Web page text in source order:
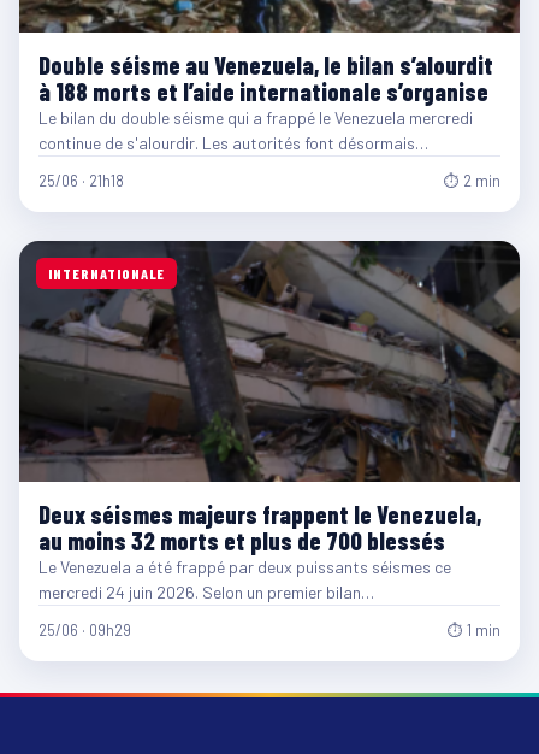
Double séisme au Venezuela, le bilan s’alourdit
à 188 morts et l’aide internationale s’organise
Le bilan du double séisme qui a frappé le Venezuela mercredi
continue de s'alourdir. Les autorités font désormais…
25/06 · 21h18 ⏱ 2 min
INTERNATIONALE
Deux séismes majeurs frappent le Venezuela,
au moins 32 morts et plus de 700 blessés
Le Venezuela a été frappé par deux puissants séismes ce
mercredi 24 juin 2026. Selon un premier bilan…
25/06 · 09h29 ⏱ 1 min